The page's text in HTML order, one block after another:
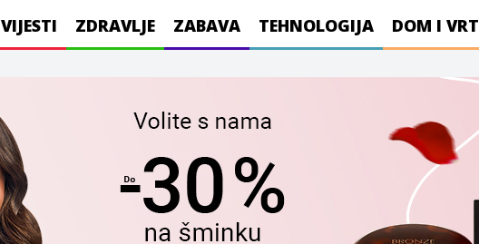
VIJESTI ZDRAVLJE ZABAVA TEHNOLOGIJA DOM I VRT